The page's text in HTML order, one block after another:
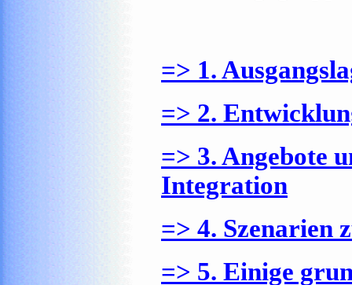
=> 1.
=> 2.
=> 3. Angebote
Integration
=> 4. Szenarien
=> 5. Einige